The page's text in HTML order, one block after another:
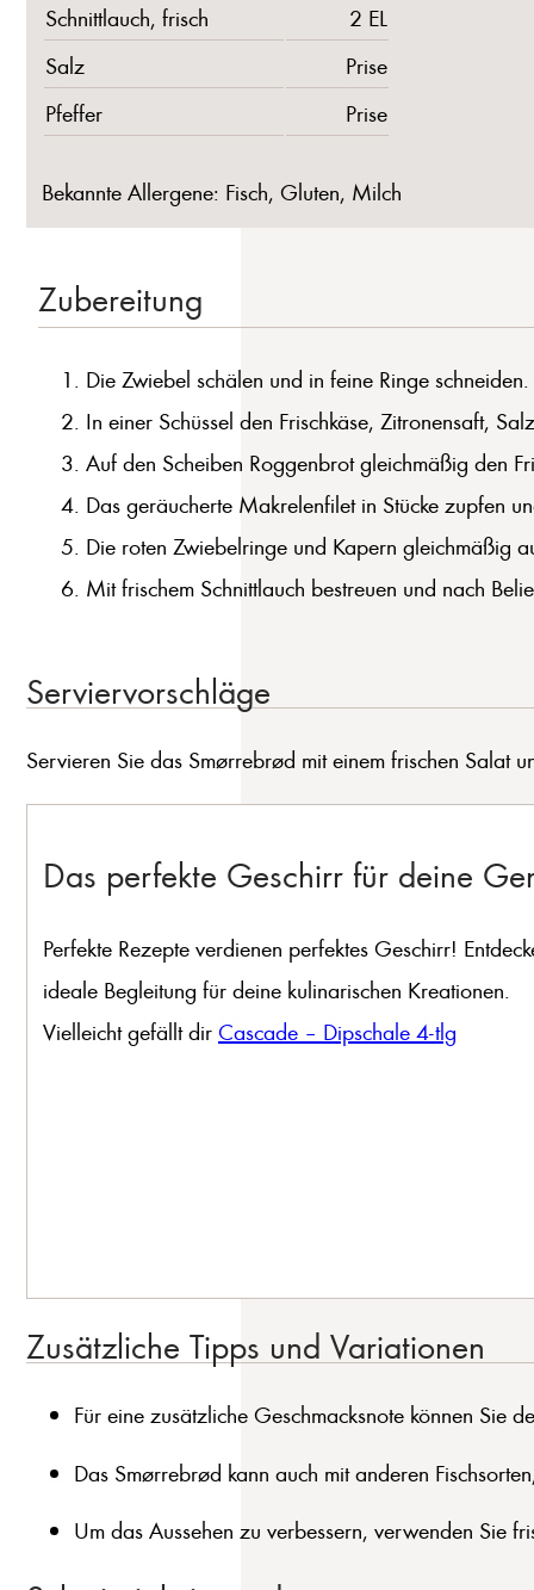
Schnittlauch, frisch
2 EL
Salz
Prise
Pfeffer
Prise
Bekannte Allergene: Fisch, Gluten, Milch
Zubereitung
Die Zwiebel schälen und in feine Ringe schneiden.
In einer Schüssel den Frischkäse, Zitronensaft,
Auf den Scheiben Roggenbrot gleichmäßig den
Das geräucherte Makrelenfilet in Stücke zupfen
Die roten Zwiebelringe und Kapern gleichmäßig
Mit frischem Schnittlauch bestreuen und nach
Serviervorschläge
Servieren Sie das Smørrebrød mit einem frischen Salat
Das perfekte Geschirr für deine
Perfekte Rezepte verdienen perfektes Geschirr!
ideale Begleitung für deine kulinarischen Kreationen.
Vielleicht gefällt dir Cascade – Dipschale 4-tlg
Zusätzliche Tipps und Variationen
Für eine zusätzliche Geschmacksnote können Sie
Das Smørrebrød kann auch mit anderen
Um das Aussehen zu verbessern, verwenden Sie